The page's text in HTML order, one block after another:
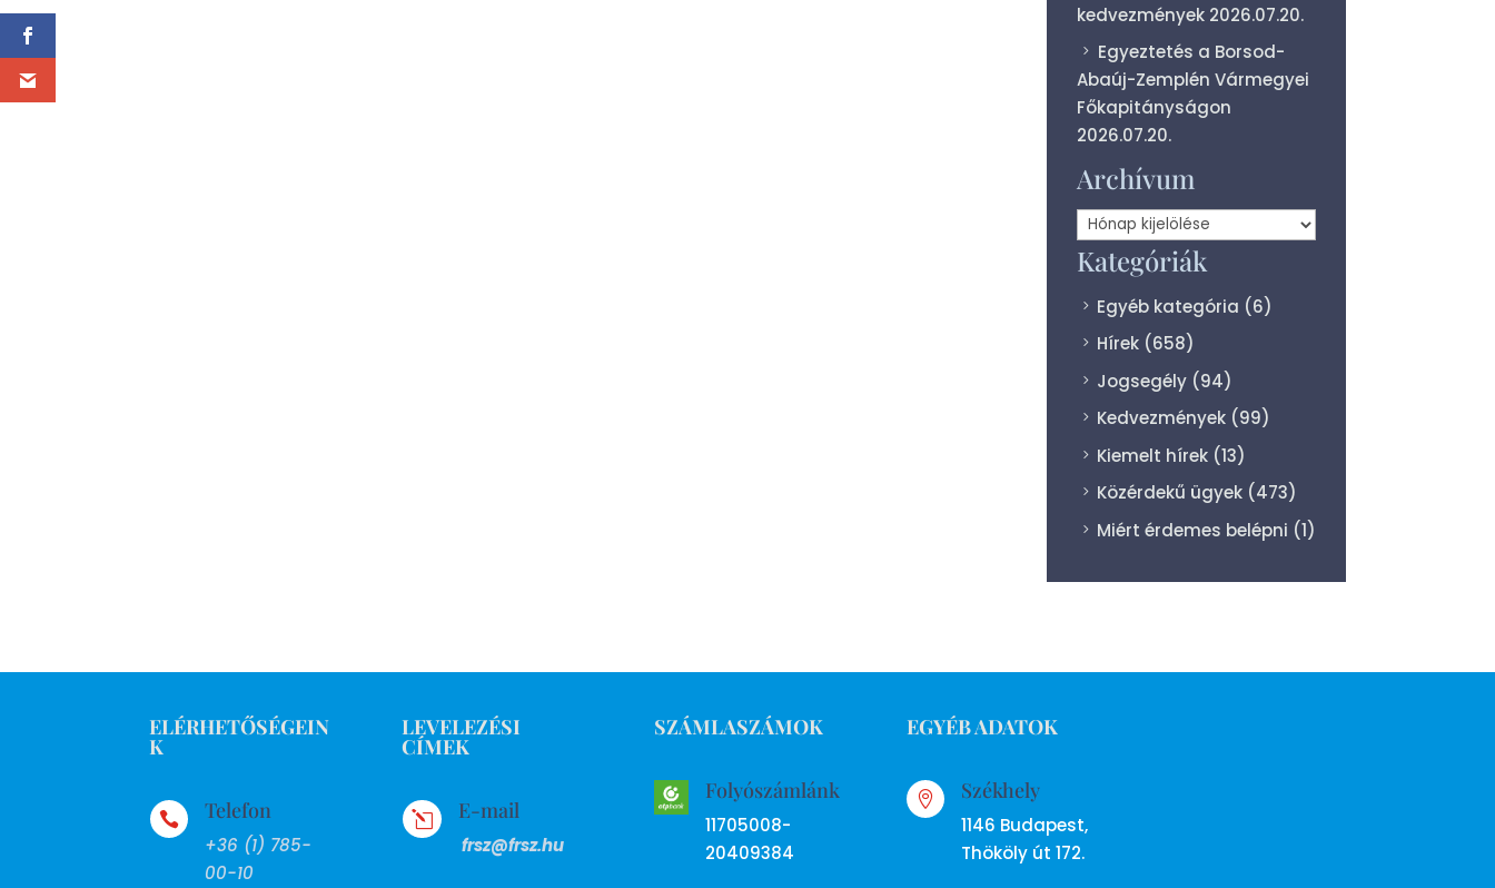
kedvezmények 2026.07.20.
Egyeztetés a Borsod-
Abaúj-Zemplén Vármegyei
Főkapitányságon
2026.07.20.
Archívum
Archívum
Kategóriák
Egyéb kategória (6)
Hírek(658)
Jogsegély(94)
Kedvezmények(99)
Kiemelt hírek(13)
Közérdekű ügyek(473)
Miért érdemes belépni (1)
ELÉRHETŐSÉGEIN
K
 Telefon
+36 (1) 785-
00-10
LEVELEZÉSI
CÍMEK
l E-mail
frsz@frsz.hu
SZÁMLASZÁMOK
Folyószámlánk
11705008-
20409384
EGYÉB ADATOK
 Székhely
1146 Budapest,
Thököly út 172.